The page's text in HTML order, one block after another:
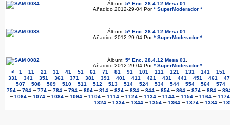
Álbum: 5º Enc. 28.4.12 Mesa 01
Añadido 2012-29-04 Por* SuperModerador *
Álbum: 5º Enc. 28.4.12 Mesa 01
Añadido 2012-29-04 Por* SuperModerador *
Álbum: 5º Enc. 28.4.12 Mesa 01
Añadido 2012-29-04 Por* SuperModerador *
<
1 – 11 – 21 – 31 – 41 – 51 – 61 – 71 – 81 – 91 – 101 – 111 – 121 – 131 – 141 – 151
331 – 341 – 351 – 361 – 371 – 381 – 391 – 401 – 411 – 421 – 431 – 441 – 451 – 461 –
– 507 – 508 – 509 – 510 – 511 – 512 – 513 – 514 – 524 – 534 – 544 – 554 – 564 – 574
754 – 764 – 774 – 784 – 794 – 804 – 814 – 824 – 834 – 844 – 854 – 864 – 874 – 884 –
– 1064 – 1074 – 1084 – 1094 – 1104 – 1114 – 1124 – 1134 – 1144 – 1154 – 1164 – 1174
1324– 1334– 1344– 1354– 1364– 1374– 1384–